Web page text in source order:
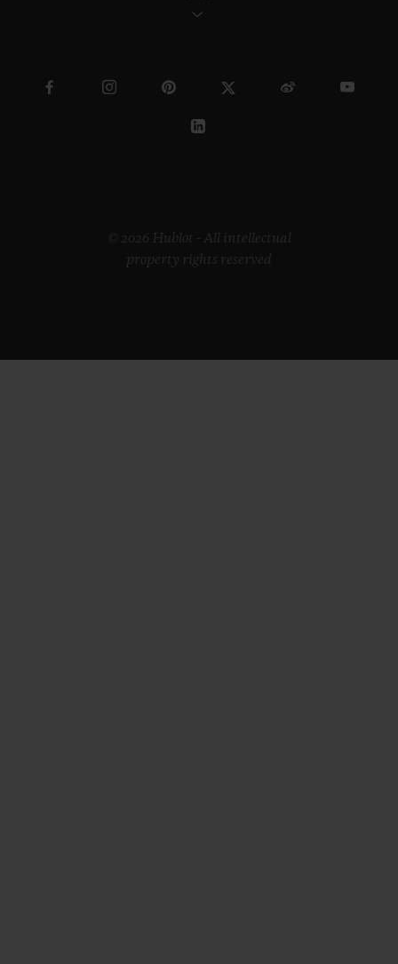
© 2026 Hublot - All intellectual
property rights reserved